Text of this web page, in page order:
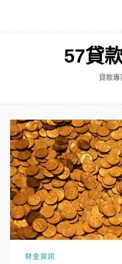
主
57貸
貸款專
財金資訊